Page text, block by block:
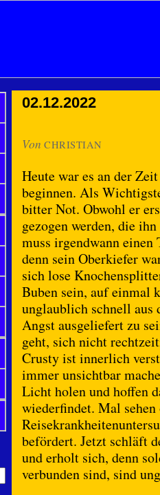
02.12.2022
Von CHRISTIAN
Heute war es an der
beginnen. Als
bitter Not. Obwohl er
gezogen werden, die
muss irgendwann einen
denn sein Oberkiefer
sich lose
Buben sein, auf einmal
unglaublich schnell aus
Angst ausgeliefert zu
geht, sich nicht
Crusty ist innerlich
immer unsichtbar
Licht holen und hoffen
wiederfindet. Mal
befördert. Jetzt schläft
und erholt sich, denn
verbunden sind, sind